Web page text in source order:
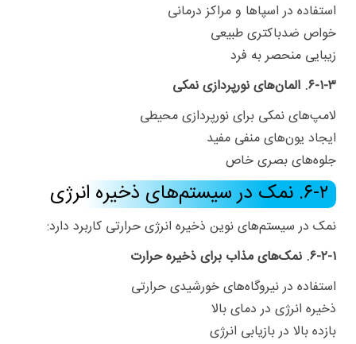
استفاده در اسپاها و مراکز درمانی
خواص ضدباکتری طبیعی
زیبایی منحصر به فرد
۶-۱-۳. المان‌های نورپردازی نمکی
لامپ‌های نمکی برای نورپردازی محیطی
ایجاد یون‌های منفی مفید
جلوه‌های بصری خاص
۶-۲. نمک در سیستم‌های ذخیره انرژی
نمک در سیستم‌های نوین ذخیره انرژی حرارتی کاربرد دارد:
۶-۲-۱. نمک‌های مذاب برای ذخیره حرارت
استفاده در نیروگاه‌های خورشیدی حرارتی
ذخیره انرژی در دمای بالا
بازده بالا در بازیابی انرژی